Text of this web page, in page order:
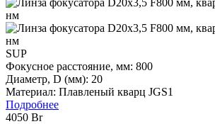
SUP
Фокусное расстояние, мм: 800
Диаметр, D (мм): 20
Материал: Плавленый кварц JGS1
Подробнее
4050 Br